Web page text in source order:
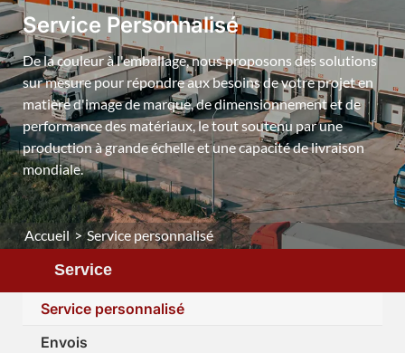
Service Personnalisé
De la couleur à l'emballage, nous proposons des solutions
sur mesure pour répondre aux besoins de votre projet en
matière d'image de marque, de dimensionnement et de
performance des matériaux, le tout soutenu par une
production à grande échelle et une capacité de livraison
mondiale.
Accueil > Service personnalisé
Service
Service personnalisé
Envois